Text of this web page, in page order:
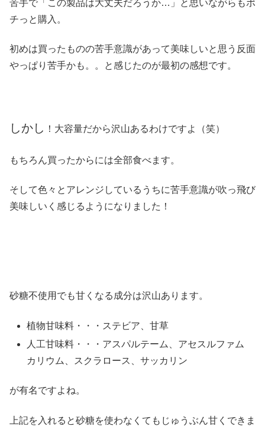
苦手で「この製品は大丈夫だろうか…」と思いながらもポ
チっと購入。
初めは買ったものの苦手意識があって美味しいと思う反面
やっぱり苦手かも。。と感じたのが最初の感想です。
しかし ！大容量だから沢山あるわけですよ（笑）
もちろん買ったからには全部食べます。
そして色々とアレンジしているうちに苦手意識が吹っ飛び
美味しいく感じるようになりました！
砂糖不使用でも甘くなる成分は沢山あります。
植物甘味料・・・ステビア、甘草
人工甘味料・・・アスパルテーム、アセスルファム
カリウム、スクラロース、サッカリン
が有名ですよね。
上記を入れると砂糖を使わなくてもじゅうぶん甘くできま